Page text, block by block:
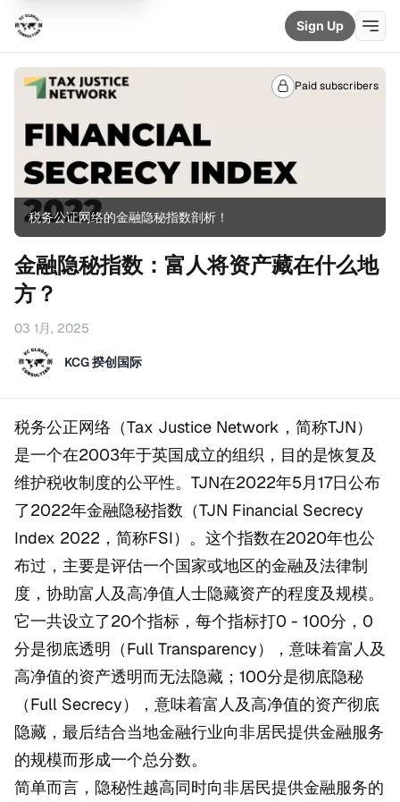
Sign Up
税务公证网络的金融隐秘指数剖析！
Paid subscribers
金融隐秘指数：富人将资产藏在什么地
方？
03 1月, 2025
KCG 揆创国际
税务公正网络（Tax Justice Network，简称TJN）
是一个在2003年于英国成立的组织，目的是恢复及
维护税收制度的公平性。TJN在2022年5月17日公布
了2022年金融隐秘指数（TJN Financial Secrecy
Index 2022，简称FSI）。这个指数在2020年也公
布过，主要是评估一个国家或地区的金融及法律制
度，协助富人及高净值人士隐藏资产的程度及规模。
它一共设立了20个指标，每个指标打0 - 100分，0
分是彻底透明（Full Transparency），意味着富人及
高净值的资产透明而无法隐藏；100分是彻底隐秘
（Full Secrecy），意味着富人及高净值的资产彻底
隐藏，最后结合当地金融行业向非居民提供金融服务
的规模而形成一个总分数。
简单而言，隐秘性越高同时向非居民提供金融服务的